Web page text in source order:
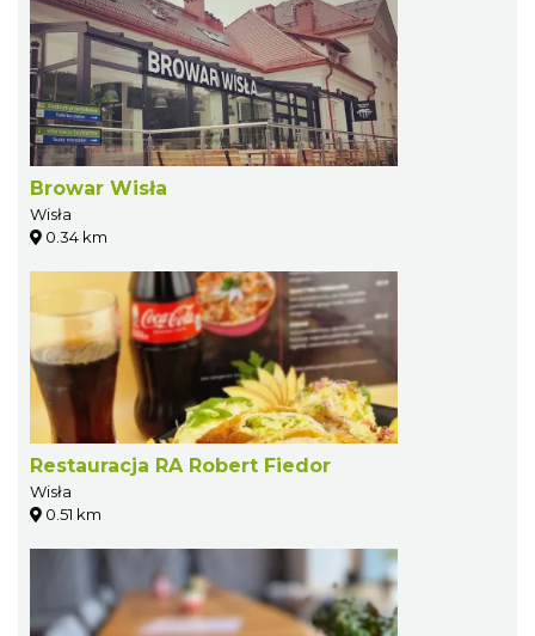
Browar Wisła
Wisła
0.34 km
Restauracja RA Robert Fiedor
Wisła
0.51 km